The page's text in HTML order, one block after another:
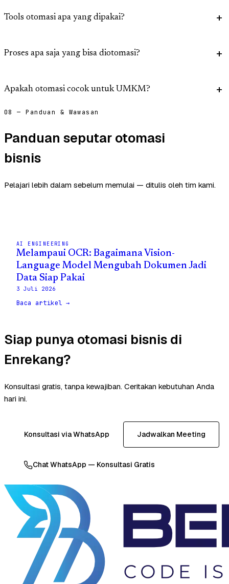
Tools otomasi apa yang dipakai?
Proses apa saja yang bisa diotomasi?
Apakah otomasi cocok untuk UMKM?
08 — Panduan & Wawasan
Panduan seputar otomasi
bisnis
Pelajari lebih dalam sebelum memulai — ditulis oleh tim kami.
AI ENGINEERING
Melampaui OCR: Bagaimana Vision-
Language Model Mengubah Dokumen Jadi
Data Siap Pakai
3 Juli 2026
Baca artikel →
Siap punya otomasi bisnis di
Enrekang?
Konsultasi gratis, tanpa kewajiban. Ceritakan kebutuhan Anda
hari ini.
Konsultasi via WhatsApp Jadwalkan Meeting
Chat WhatsApp — Konsultasi Gratis